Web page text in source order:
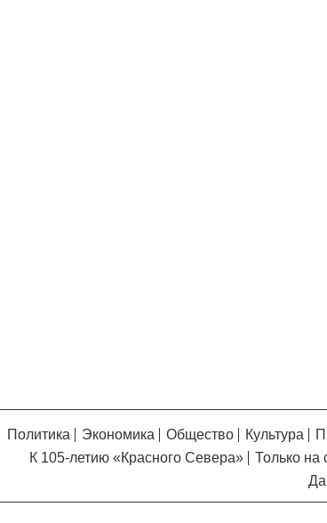
Политика Экономика Общество Культура
К 105-летию «Красного Севера»
Только на